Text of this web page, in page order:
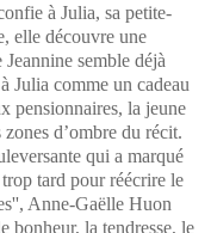
à Julia, sa petite-
elle découvre une
semble déjà
Julia comme un cadeau
pensionnaires, la jeune
d’ombre du récit.
qui a marqué
tard pour réécrire le
Anne-Gaëlle Huon
bonheur, la tendresse, le